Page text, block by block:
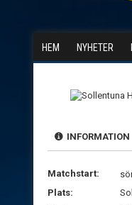
HEM NYHETER
INFORMATION
Matchstart:
Plats: